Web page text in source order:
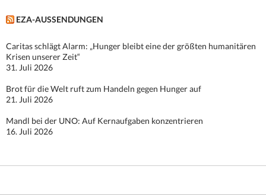
EZA-AUSSENDUNGEN
Caritas schlägt Alarm: „Hunger bleibt eine der größten humanitären
Krisen unserer Zeit“
31. Juli 2026
Brot für die Welt ruft zum Handeln gegen Hunger auf
21. Juli 2026
Mandl bei der UNO: Auf Kernaufgaben konzentrieren
16. Juli 2026